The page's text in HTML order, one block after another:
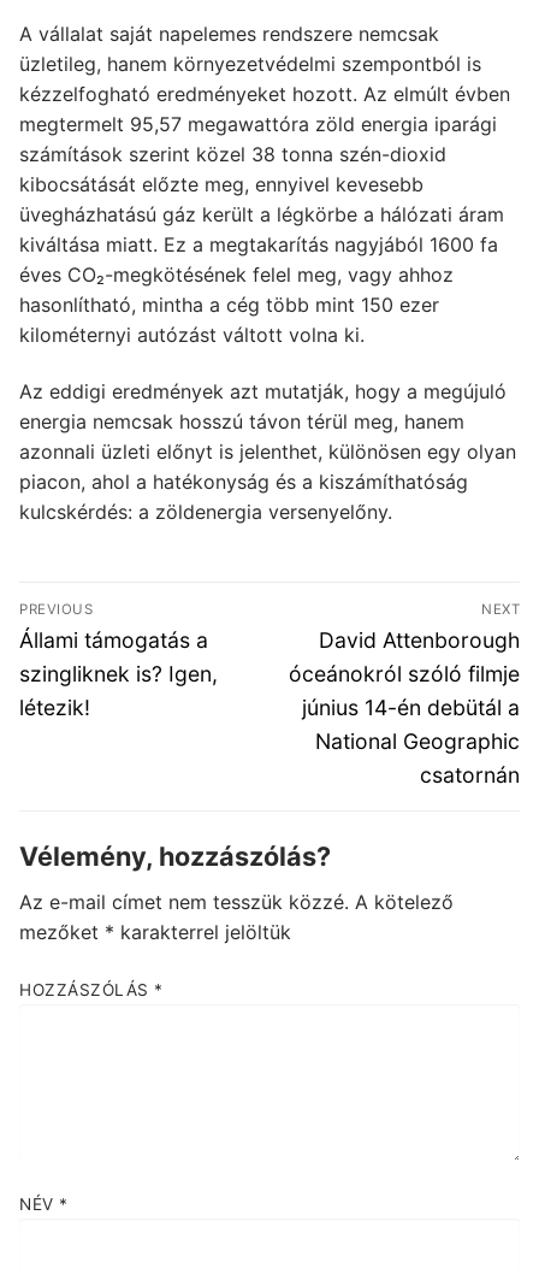
A vállalat saját napelemes rendszere nemcsak
üzletileg, hanem környezetvédelmi szempontból is
kézzelfogható eredményeket hozott. Az elmúlt évben
megtermelt 95,57 megawattóra zöld energia iparági
számítások szerint közel 38 tonna szén-dioxid
kibocsátását előzte meg, ennyivel kevesebb
üvegházhatású gáz került a légkörbe a hálózati áram
kiváltása miatt. Ez a megtakarítás nagyjából 1600 fa
éves CO₂-megkötésének felel meg, vagy ahhoz
hasonlítható, mintha a cég több mint 150 ezer
kilométernyi autózást váltott volna ki.
Az eddigi eredmények azt mutatják, hogy a megújuló
energia nemcsak hosszú távon térül meg, hanem
azonnali üzleti előnyt is jelenthet, különösen egy olyan
piacon, ahol a hatékonyság és a kiszámíthatóság
kulcskérdés: a zöldenergia versenyelőny.
Bejegyzés
navigáció
PREVIOUS
Previous
post:
Állami támogatás a
szingliknek is? Igen,
létezik!
NEXT
Next
post:
David Attenborough
óceánokról szóló filmje
június 14-én debütál a
National Geographic
csatornán
Vélemény, hozzászólás?
Az e-mail címet nem tesszük közzé. A kötelező
mezőket * karakterrel jelöltük
HOZZÁSZÓLÁS *
NÉV *